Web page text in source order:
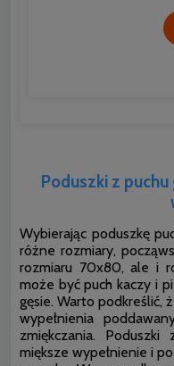
Poduszki z
Wybierając poduszkę
różne rozmiary,
rozmiaru 70x80, ale i
może być puch kaczy i
gęsie. Warto podkreślić,
wypełnienia
zmiękczania.
miększe wypełnienie i